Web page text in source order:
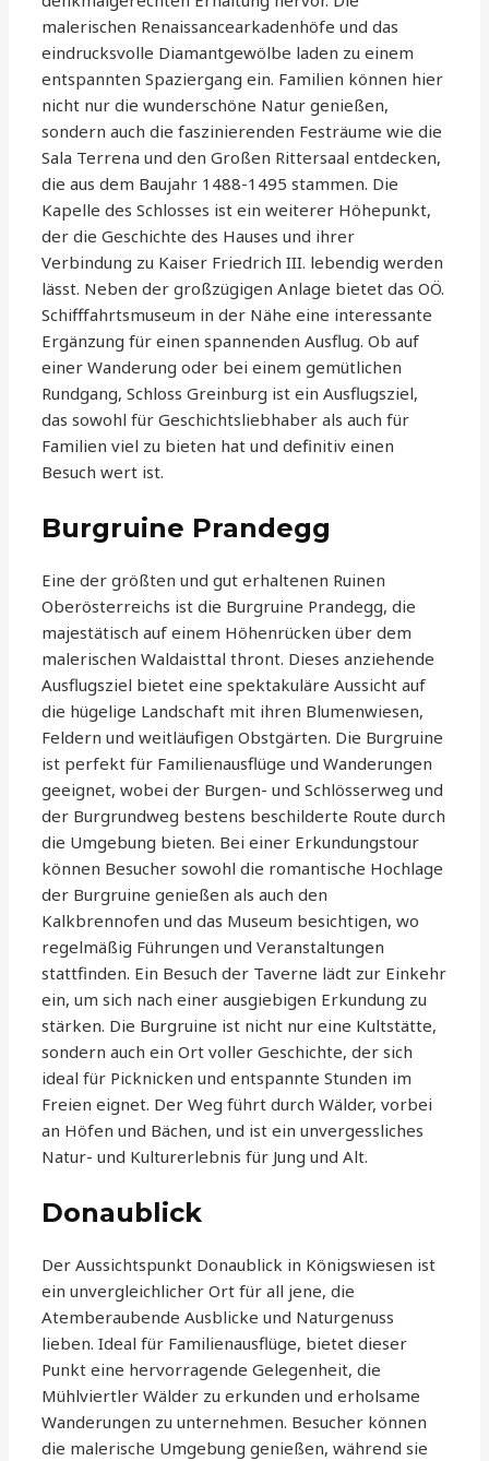
malerischen Renaissancearkadenhöfe und das
eindrucksvolle Diamantgewölbe laden zu einem
entspannten Spaziergang ein. Familien können hier
nicht nur die wunderschöne Natur genießen,
sondern auch die faszinierenden Festräume wie die
Sala Terrena und den Großen Rittersaal entdecken,
die aus dem Baujahr 1488-1495 stammen. Die
Kapelle des Schlosses ist ein weiterer Höhepunkt,
der die Geschichte des Hauses und ihrer
Verbindung zu Kaiser Friedrich III. lebendig werden
lässt. Neben der großzügigen Anlage bietet das OÖ.
Schifffahrtsmuseum in der Nähe eine interessante
Ergänzung für einen spannenden Ausflug. Ob auf
einer Wanderung oder bei einem gemütlichen
Rundgang, Schloss Greinburg ist ein Ausflugsziel,
das sowohl für Geschichtsliebhaber als auch für
Familien viel zu bieten hat und definitiv einen
Besuch wert ist.
Burgruine Prandegg
Eine der größten und gut erhaltenen Ruinen
Oberösterreichs ist die Burgruine Prandegg, die
majestätisch auf einem Höhenrücken über dem
malerischen Waldaisttal thront. Dieses anziehende
Ausflugsziel bietet eine spektakuläre Aussicht auf
die hügelige Landschaft mit ihren Blumenwiesen,
Feldern und weitläufigen Obstgärten. Die Burgruine
ist perfekt für Familienausflüge und Wanderungen
geeignet, wobei der Burgen- und Schlösserweg und
der Burgrundweg bestens beschilderte Route durch
die Umgebung bieten. Bei einer Erkundungstour
können Besucher sowohl die romantische Hochlage
der Burgruine genießen als auch den
Kalkbrennofen und das Museum besichtigen, wo
regelmäßig Führungen und Veranstaltungen
stattfinden. Ein Besuch der Taverne lädt zur Einkehr
ein, um sich nach einer ausgiebigen Erkundung zu
stärken. Die Burgruine ist nicht nur eine Kultstätte,
sondern auch ein Ort voller Geschichte, der sich
ideal für Picknicken und entspannte Stunden im
Freien eignet. Der Weg führt durch Wälder, vorbei
an Höfen und Bächen, und ist ein unvergessliches
Natur- und Kulturerlebnis für Jung und Alt.
Donaublick
Der Aussichtspunkt Donaublick in Königswiesen ist
ein unvergleichlicher Ort für all jene, die
Atemberaubende Ausblicke und Naturgenuss
lieben. Ideal für Familienausflüge, bietet dieser
Punkt eine hervorragende Gelegenheit, die
Mühlviertler Wälder zu erkunden und erholsame
Wanderungen zu unternehmen. Besucher können
die malerische Umgebung genießen, während sie